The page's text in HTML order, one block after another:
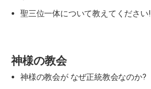
聖三位一体について教えてください!
神様の教会
神様の教会が なぜ正統教会なのか?